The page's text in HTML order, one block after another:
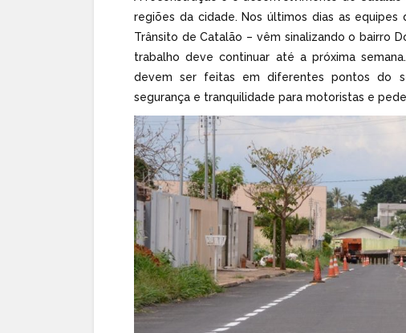
regiões da cidade. Nos últimos dias as equipes
Trânsito de Catalão – vêm sinalizando o bairro
trabalho deve continuar até a próxima
devem ser feitas em diferentes pontos do
segurança e tranquilidade para motoristas e